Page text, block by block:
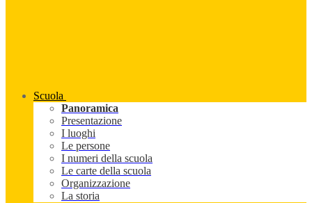
Scuola
Panoramica
Presentazione
I luoghi
Le persone
I numeri della scuola
Le carte della scuola
Organizzazione
La storia